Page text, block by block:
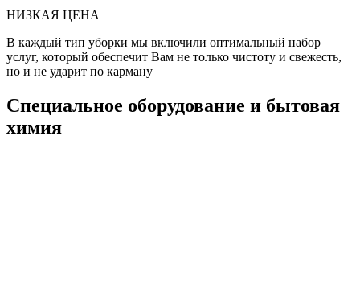
НИЗКАЯ ЦЕНА
В каждый тип уборки мы включили оптимальный набор
услуг, который обеспечит Вам не только чистоту и свежесть,
но и не ударит по карману
Специальное оборудование и бытовая
химия